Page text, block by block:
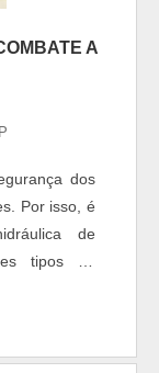
A
dos
Por isso, é
de
tipos de
e NBR 5590